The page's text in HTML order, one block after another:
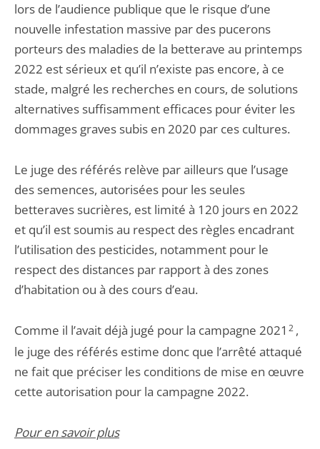
lors de l’audience publique que le risque d’une
nouvelle infestation massive par des pucerons
porteurs des maladies de la betterave au printemps
2022 est sérieux et qu’il n’existe pas encore, à ce
stade, malgré les recherches en cours, de solutions
alternatives suffisamment efficaces pour éviter les
dommages graves subis en 2020 par ces cultures.
Le juge des référés relève par ailleurs que l’usage
des semences, autorisées pour les seules
betteraves sucrières, est limité à 120 jours en 2022
et qu’il est soumis au respect des règles encadrant
l’utilisation des pesticides, notamment pour le
respect des distances par rapport à des zones
d’habitation ou à des cours d’eau.
Comme il l’avait déjà jugé pour la campagne 2021 2,
le juge des référés estime donc que l’arrêté attaqué
ne fait que préciser les conditions de mise en œuvre
cette autorisation pour la campagne 2022.
Pour en savoir plus